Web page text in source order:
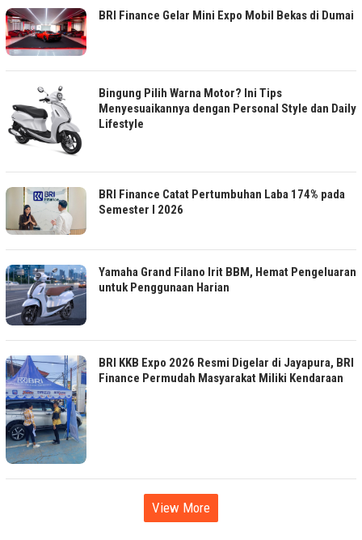
BRI Finance Gelar Mini Expo Mobil Bekas di Dumai
Bingung Pilih Warna Motor? Ini Tips
Menyesuaikannya dengan Personal Style dan Daily
Lifestyle
BRI Finance Catat Pertumbuhan Laba 174% pada
Semester I 2026
Yamaha Grand Filano Irit BBM, Hemat Pengeluaran
untuk Penggunaan Harian
BRI KKB Expo 2026 Resmi Digelar di Jayapura, BRI
Finance Permudah Masyarakat Miliki Kendaraan
View More